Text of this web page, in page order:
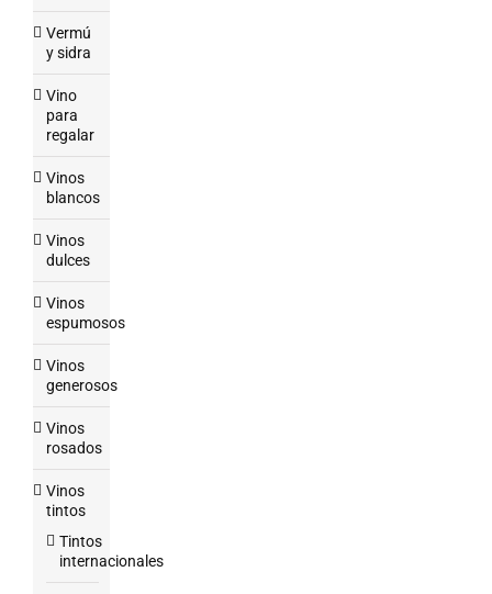
Vermú
y sidra
Vino
para
regalar
Vinos
blancos
Vinos
dulces
Vinos
espumosos
Vinos
generosos
Vinos
rosados
Vinos
tintos
Tintos
internacionales